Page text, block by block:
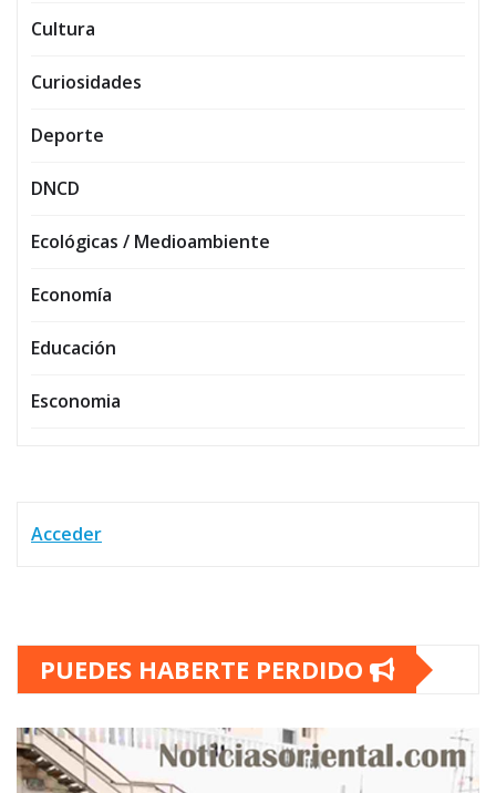
Cultura
Curiosidades
Deporte
DNCD
Ecológicas / Medioambiente
Economía
Educación
Esconomia
Acceder
PUEDES HABERTE PERDIDO